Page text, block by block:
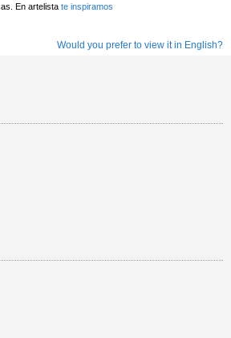
En artelista te inspiramos
Would you prefer to view it in English?